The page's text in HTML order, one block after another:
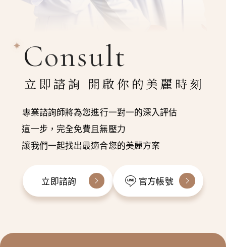
Consult
立即諮詢 開啟你的美麗時刻
專業諮詢師將為您進行一對一的深入評估
這一步，完全免費且無壓力
讓我們一起找出最適合您的美麗方案
立即諮詢 官方帳號